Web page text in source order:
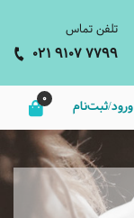
تلفن تماس
021 9107 7799
ورود/ثبت‌نام 0